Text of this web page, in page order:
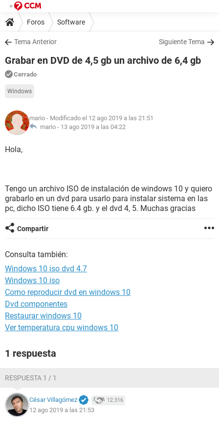
Foros Software
Tema Anterior Siguiente Tema
Grabar en DVD de 4,5 gb un archivo de 6,4 gb
Cerrado
Windows
mario - Modificado el 12 ago 2019 a las 21:51
mario - 13 ago 2019 a las 04:22
Hola,
Tengo un archivo ISO de instalación de windows 10 y quiero
grabarlo en un dvd para usarlo para instalar sistema en las
pc, dicho ISO tiene 6.4 gb. y el dvd 4, 5. Muchas gracias
Compartir
Consulta también:
Windows 10 iso dvd 4.7
Windows 10 iso
Como reproducir dvd en windows 10
Dvd componentes
Restaurar windows 10
Ver temperatura cpu windows 10
1 respuesta
RESPUESTA 1 / 1
César Villagómez 12.316
12 ago 2019 a las 21:53